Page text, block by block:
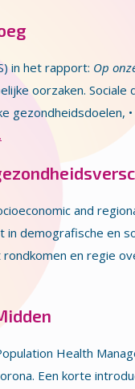
in het rapport: Op
oorzaken.
and
demografische en
en regie
Health
Een korte